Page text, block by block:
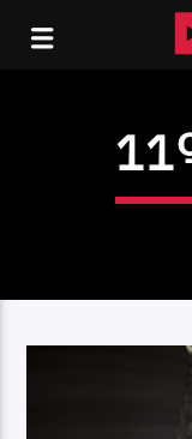
11